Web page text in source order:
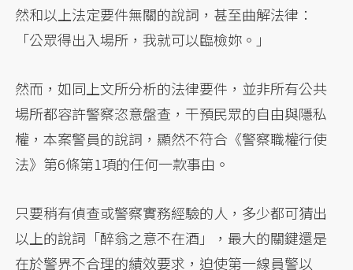
然和以上法定要件無關的說詞，甚至曲解法律：
「公眾得出入場所，我就可以臨檢妳。」
然而，如同上文所分析的法律要件，並非所有公共
場所都容許警察恣意盤查，干預民眾的自由與隱私
權，本案警員的說詞，顯然不符合《警察職權行使
法》第6條第1項的任何一款事由。
只要稍有偵查或警察實務經驗的人，多少都可猜出
以上的說詞「醉翁之意不在酒」，最大的關鍵還是
在於警界不合理的績效要求，迫使第一線員警以